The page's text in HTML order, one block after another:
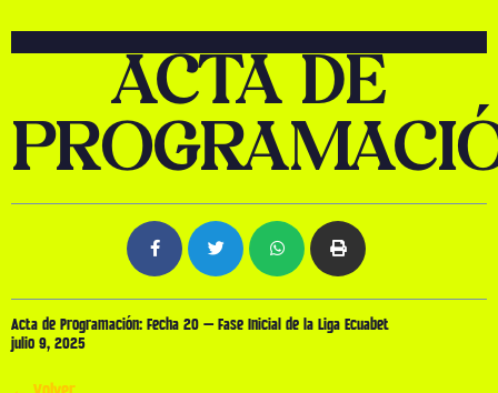
ACTA DE
Acta de Programación: Fecha 20 – Fase Inicial de la Liga Ecuabet
julio 9, 2025